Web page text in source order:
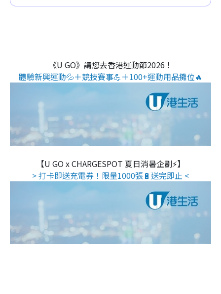
《U GO》請您去香港運動節2026！
體驗新興運動💦＋競技賽事💪＋100+運動用品攤位🔥
【U GO x CHARGESPOT 夏日消暑企劃⚡】
> 打卡即送充電券！限量1000張🔋送完即止 <